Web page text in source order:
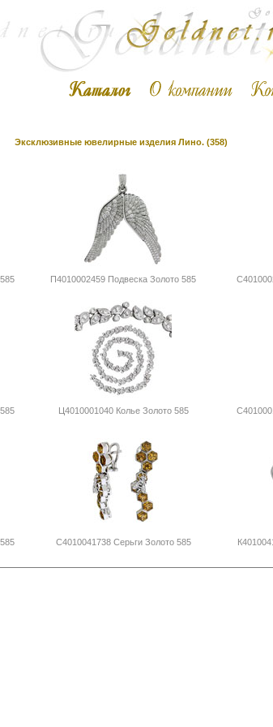
Эксклюзивные ювелирные изделия Лино. (358)
П4010002459 Подвеска Золото 585
Ц4010001040 Колье Золото 585
С4010041738 Серьги Золото 585